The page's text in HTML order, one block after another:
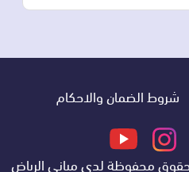
شروط الضمان والاحكام
تابعنا
على
تابعنا
على
على